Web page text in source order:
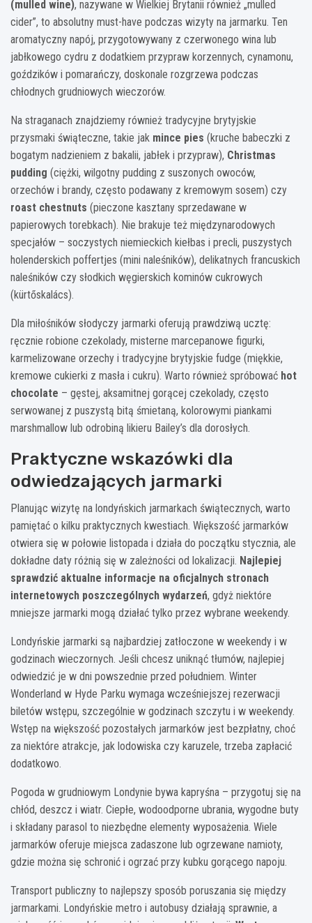
(mulled wine), nazywane w Wielkiej Brytanii również „mulled
cider”, to absolutny must-have podczas wizyty na jarmarku. Ten
aromatyczny napój, przygotowywany z czerwonego wina lub
jabłkowego cydru z dodatkiem przypraw korzennych, cynamonu,
goździków i pomarańczy, doskonale rozgrzewa podczas
chłodnych grudniowych wieczorów.
Na straganach znajdziemy również tradycyjne brytyjskie
przysmaki świąteczne, takie jak mince pies (kruche babeczki z
bogatym nadzieniem z bakalii, jabłek i przypraw), Christmas
pudding (ciężki, wilgotny pudding z suszonych owoców,
orzechów i brandy, często podawany z kremowym sosem) czy
roast chestnuts (pieczone kasztany sprzedawane w
papierowych torebkach). Nie brakuje też międzynarodowych
specjałów – soczystych niemieckich kiełbas i precli, puszystych
holenderskich poffertjes (mini naleśników), delikatnych francuskich
naleśników czy słodkich węgierskich kominów cukrowych
(kürtőskalács).
Dla miłośników słodyczy jarmarki oferują prawdziwą ucztę:
ręcznie robione czekolady, misterne marcepanowe figurki,
karmelizowane orzechy i tradycyjne brytyjskie fudge (miękkie,
kremowe cukierki z masła i cukru). Warto również spróbować hot
chocolate – gęstej, aksamitnej gorącej czekolady, często
serwowanej z puszystą bitą śmietaną, kolorowymi piankami
marshmallow lub odrobiną likieru Bailey’s dla dorosłych.
Praktyczne wskazówki dla
odwiedzających jarmarki
Planując wizytę na londyńskich jarmarkach świątecznych, warto
pamiętać o kilku praktycznych kwestiach. Większość jarmarków
otwiera się w połowie listopada i działa do początku stycznia, ale
dokładne daty różnią się w zależności od lokalizacji. Najlepiej
sprawdzić aktualne informacje na oficjalnych stronach
internetowych poszczególnych wydarzeń, gdyż niektóre
mniejsze jarmarki mogą działać tylko przez wybrane weekendy.
Londyńskie jarmarki są najbardziej zatłoczone w weekendy i w
godzinach wieczornych. Jeśli chcesz uniknąć tłumów, najlepiej
odwiedzić je w dni powszednie przed południem. Winter
Wonderland w Hyde Parku wymaga wcześniejszej rezerwacji
biletów wstępu, szczególnie w godzinach szczytu i w weekendy.
Wstęp na większość pozostałych jarmarków jest bezpłatny, choć
za niektóre atrakcje, jak lodowiska czy karuzele, trzeba zapłacić
dodatkowo.
Pogoda w grudniowym Londynie bywa kapryśna – przygotuj się na
chłód, deszcz i wiatr. Ciepłe, wodoodporne ubrania, wygodne buty
i składany parasol to niezbędne elementy wyposażenia. Wiele
jarmarków oferuje miejsca zadaszone lub ogrzewane namioty,
gdzie można się schronić i ogrzać przy kubku gorącego napoju.
Transport publiczny to najlepszy sposób poruszania się między
jarmarkami. Londyńskie metro i autobusy działają sprawnie, a